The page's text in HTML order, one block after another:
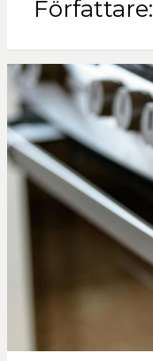
Författare: